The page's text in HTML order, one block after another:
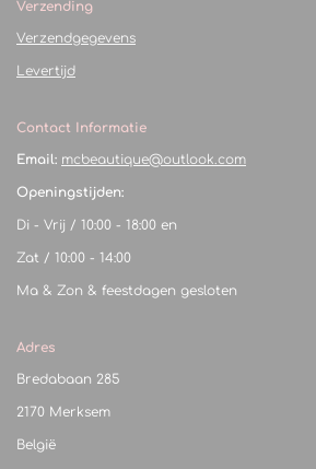
Verzending
Verzendgegevens
Levertijd
Contact Informatie
Email: mcbeautique@outlook.com
Openingstijden:
Di - Vrij / 10:00 - 18:00 en
Zat / 10:00 - 14:00
Ma & Zon & feestdagen gesloten
Adres
Bredabaan 285
2170 Merksem
België